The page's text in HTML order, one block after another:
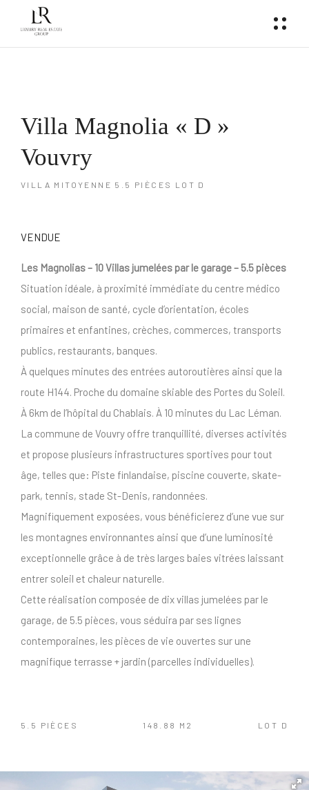
Villa Magnolia « D »
Vouvry
VILLA MITOYENNE 5.5 PIÈCES LOT D
VENDUE
Les Magnolias – 10 Villas jumelées par le garage – 5.5 pièces
Situation idéale, à proximité immédiate du centre médico
social, maison de santé, cycle d’orientation, écoles
primaires et enfantines, crèches, commerces, transports
publics, restaurants, banques.
À quelques minutes des entrées autoroutières ainsi que la
route H144. Proche du domaine skiable des Portes du Soleil.
À 6km de l’hôpital du Chablais. À 10 minutes du Lac Léman.
La commune de Vouvry offre tranquillité, diverses activités
et propose plusieurs infrastructures sportives pour tout
âge, telles que: Piste finlandaise, piscine couverte, skate-
park, tennis, stade St-Denis, randonnées.
Magnifiquement exposées, vous bénéficierez d’une vue sur
les montagnes environnantes ainsi que d’une luminosité
exceptionnelle grâce à de très larges baies vitrées laissant
entrer soleil et chaleur naturelle.
Cette réalisation composée de dix villas jumelées par le
garage, de 5.5 pièces, vous séduira par ses lignes
contemporaines, les pièces de vie ouvertes sur une
magnifique terrasse + jardin (parcelles individuelles).
5.5 PIÈCES 148.88 M2 LOT D